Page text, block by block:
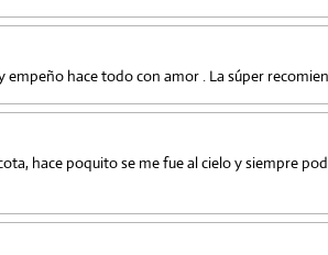
hace todo con amor . La súper
hace poquito se me fue al cielo y siempre